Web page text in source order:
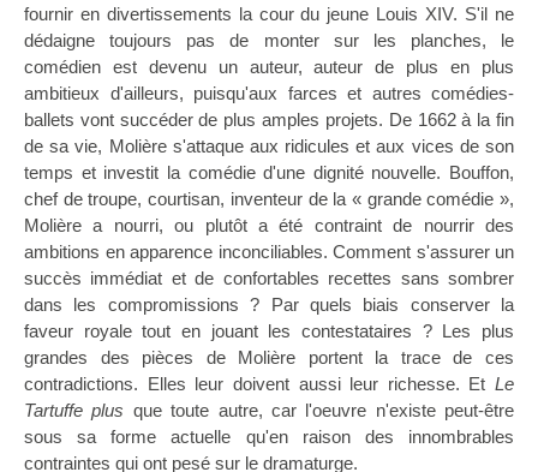
fournir en divertissements la cour du jeune Louis XIV. S'il ne
dédaigne toujours pas de monter sur les planches, le
comédien est devenu un auteur, auteur de plus en plus
ambitieux d'ailleurs, puisqu'aux farces et autres comédies-
ballets vont succéder de plus amples projets. De 1662 à la fin
de sa vie, Molière s'attaque aux ridicules et aux vices de son
temps et investit la comédie d'une dignité nouvelle. Bouffon,
chef de troupe, courti­san, inventeur de la « grande comédie »,
Molière a nourri, ou plutôt a été contraint de nourrir des
ambitions en apparence inconciliables. Comment s'assurer un
succès immédiat et de confortables recettes sans sombrer
dans les compromissions ? Par quels biais conserver la
faveur royale tout en jouant les contestataires ? Les plus
grandes des pièces de Molière portent la trace de ces
contradictions. Elles leur doivent aussi leur richesse. Et Le
Tartuffe plus que toute autre, car l'oeuvre n'existe peut-être
sous sa forme actuelle qu'en raison des innombrables
contraintes qui ont pesé sur le dramaturge.